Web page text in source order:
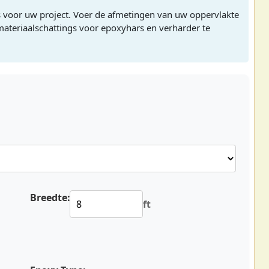
uw project. Voer de afmetingen van uw oppervlakte
voor epoxyhars en verharder te
Breedte: ft